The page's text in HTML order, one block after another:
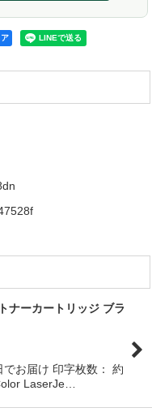
ナーカートリッジ ブラ
お届け 印字枚数： 約
LaserJe…